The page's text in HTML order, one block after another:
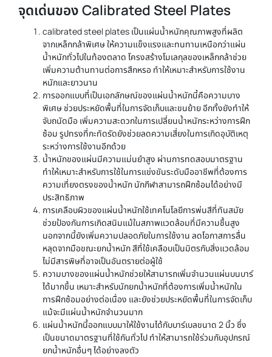
จุดเด่นของ Calibrated Steel Plates
calibrated steel plates เป็นแผ่นน้ำหนักคุณภาพสูงที่ผลิต
จากเหล็กกล้าพิเศษ ให้ความแข็งแรงและทนทานเหนือกว่าแผ่น
น้ำหนักทั่วไปในท้องตลาด โครงสร้างโมเลกุลของเหล็กกล้าช่วย
เพิ่มความต้านทานต่อการสึกหรอ ทำให้เหมาะสำหรับการใช้งาน
หนักและยาวนาน
การออกแบบที่เป็นเอกลักษณ์ของแผ่นน้ำหนักนี้คือความบาง
พิเศษ ช่วยประหยัดพื้นที่ในการจัดเก็บและขนย้าย อีกทั้งยังทำให้
จับถนัดมือ เพิ่มความสะดวกในการเปลี่ยนน้ำหนักระหว่างการฝึก
ซ้อม รูปทรงที่กะทัดรัดยังช่วยลดความเสี่ยงในการเกิดอุบัติเหตุ
ระหว่างการใช้งานอีกด้วย
น้ำหนักของแผ่นมีความแม่นยำสูง ผ่านการทดสอบมาตรฐาน
ทำให้เหมาะสำหรับการใช้ในการแข่งขันระดับมืออาชีพที่ต้องการ
ความเที่ยงตรงของน้ำหนัก นักกีฬาสามารถฝึกซ้อมได้อย่างมี
ประสิทธิภาพ
การเคลือบผิวของแผ่นน้ำหนักใช้เทคโนโลยีการพ่นสีที่ทันสมัย
ช่วยป้องกันการเกิดสนิมแม้ในสภาพแวดล้อมที่มีความชื้นสูง
นอกจากนี้ยังเพิ่มความปลอดภัยในการใช้งาน ลดโอกาสการลื่น
หลุดจากมือขณะยกน้ำหนัก สีที่ใช้เคลือบเป็นมิตรกับสิ่งแวดล้อม
ไม่มีสารพิษที่อาจเป็นอันตรายต่อผู้ใช้
ความบางของแผ่นน้ำหนักช่วยให้สามารถเพิ่มจำนวนแผ่นบนบาร์
ได้มากขึ้น เหมาะสำหรับนักยกน้ำหนักที่ต้องการเพิ่มน้ำหนักใน
การฝึกซ้อมอย่างต่อเนื่อง และยังช่วยประหยัดพื้นที่ในการจัดเก็บ
แม้จะมีแผ่นน้ำหนักจำนวนมาก
แผ่นน้ำหนักนี้ออกแบบมาให้ใช้งานได้กับบาร์เบลขนาด 2 นิ้ว ซึ่ง
เป็นขนาดมาตรฐานที่ใช้กันทั่วไป ทำให้สามารถใช้ร่วมกับอุปกรณ์
ยกน้ำหนักอื่นๆ ได้อย่างลงตัว